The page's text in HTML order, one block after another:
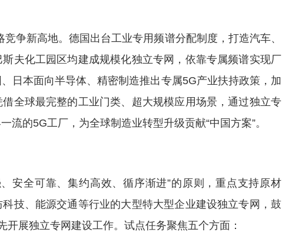
争新高地。德国出台工业专用频谱分配制度，打造汽车、
夫化工园区均建成规模化独立专网，依靠专属频谱实现厂
日本面向半导体、精密制造推出专属5G产业扶持政策，加
全球最完整的工业门类、超大规模应用场景，通过独立专
流的5G工厂，为全球制造业转型升级贡献“中国方案”。
安全可靠、集约高效、循序渐进”的原则，重点支持原材
技、能源交通等行业的大型特大型企业建设独立专网，鼓
开展独立专网建设工作。试点任务聚焦五个方面：